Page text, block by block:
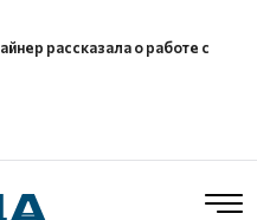
рассказала о работе с